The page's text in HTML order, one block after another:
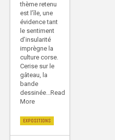
thème retenu
est l’île, une
évidence tant
le sentiment
d’insularité
imprègne la
culture corse.
Cerise sur le
gâteau, la
bande
dessinée...Read
More
EXPOSITIONS